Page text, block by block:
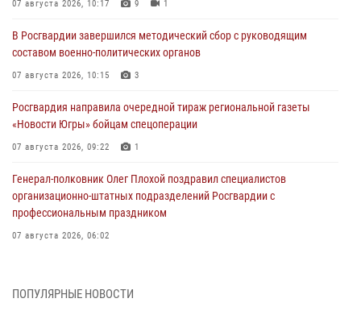
07 августа 2026, 10:17 9 1
В Росгвардии завершился методический сбор с руководящим
составом военно-политических органов
07 августа 2026, 10:15 3
Росгвардия направила очередной тираж региональной газеты
«Новости Югры» бойцам спецоперации
07 августа 2026, 09:22 1
Генерал-полковник Олег Плохой поздравил специалистов
организационно-штатных подразделений Росгвардии с
профессиональным праздником
07 августа 2026, 06:02
ПОПУЛЯРНЫЕ НОВОСТИ